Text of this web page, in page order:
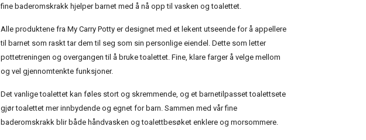
fine baderomskrakk hjelper barnet med å nå opp til vasken og toalettet.
Alle produktene fra My Carry Potty er designet med et lekent utseende for å appellere
til barnet som raskt tar dem til seg som sin personlige eiendel. Dette som letter
pottetreningen og overgangen til å bruke toalettet. Fine, klare farger å velge mellom
og vel gjennomtenkte funksjoner.
Det vanlige toalettet kan føles stort og skremmende, og et barnetilpasset toalettsete
gjør toalettet mer innbydende og egnet for barn. Sammen med vår fine
baderomskrakk blir både håndvasken og toalettbesøket enklere og morsommere.